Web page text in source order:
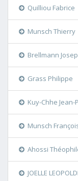
Quilliou Fabrice
Munsch Thierry
Brellmann
Grass Philippe
Kuy-Chhe Jean-
Munsch
Ahossi
JOELLE